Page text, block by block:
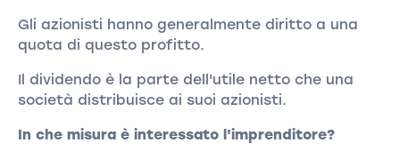
Gli azionisti hanno generalmente diritto a una
quota di questo profitto.
Il dividendo è la parte dell'utile netto che una
società distribuisce ai suoi azionisti.
In che misura è interessato l'imprenditore?